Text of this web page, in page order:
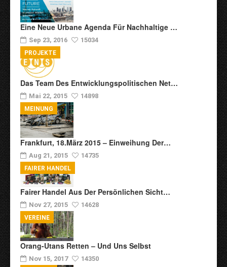
Eine Neue Urbane Agenda Für Nachhaltige …
Sep 23, 2016 15034
Das Team Des Entwicklungspolitischen Net…
Mai 22, 2015 14898
PROJEKTE
Frankfurt, 18.März 2015 – Einweihung Der…
Aug 21, 2015 14735
MEINUNG
Fairer Handel Aus Der Persönlichen Sicht…
Nov 27, 2015 14628
FAIRER HANDEL
Orang-Utans Retten – Und Uns Selbst
Nov 15, 2017 14350
VEREINE